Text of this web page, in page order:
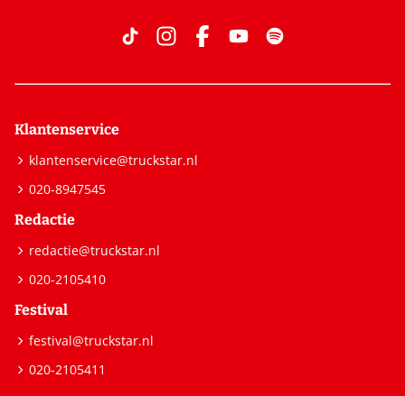
Klantenservice
klantenservice@truckstar.nl
020-8947545
Redactie
redactie@truckstar.nl
020-2105410
Festival
festival@truckstar.nl
020-2105411